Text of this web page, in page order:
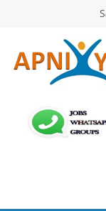
सरकारी
योजनाएँ,